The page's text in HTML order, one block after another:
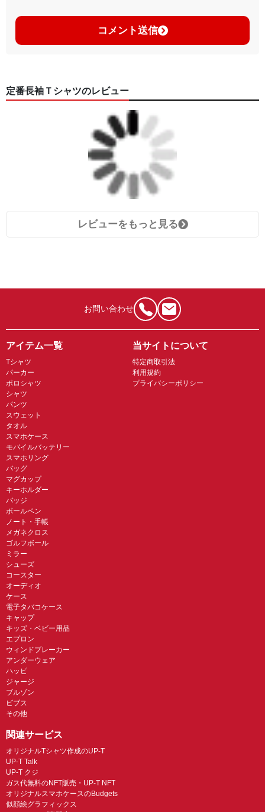
コメント送信
定番長袖Ｔシャツのレビュー
レビューをもっと見る
お問い合わせ
アイテム一覧
Tシャツ
パーカー
ポロシャツ
シャツ
パンツ
スウェット
タオル
スマホケース
モバイルバッテリー
スマホリング
バッグ
マグカップ
キーホルダー
バッジ
ボールペン
ノート・手帳
メガネクロス
ゴルフボール
ミラー
シューズ
コースター
オーディオ
ケース
電子タバコケース
キャップ
キッズ・ベビー用品
エプロン
ウィンドブレーカー
アンダーウェア
ハッピ
ジャージ
ブルゾン
ビブス
その他
当サイトについて
特定商取引法
利用規約
プライバシーポリシー
関連サービス
オリジナルTシャツ作成のUP-T
UP-T Talk
UP-T クジ
ガス代無料のNFT販売・UP-T NFT
オリジナルスマホケースのBudgets
似顔絵グラフィックス